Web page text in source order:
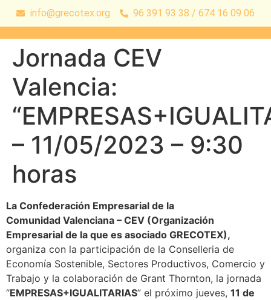
info@grecotex.org 96 391 93 38 / 674 16 09 06
Jornada CEV
Valencia:
– 11/05/2023 – 9:30
horas
La Confederación Empresarial de la
Comunidad Valenciana – CEV (Organización
Empresarial de la que es asociado GRECOTEX),
organiza con la participación de la Conselleria de
Economía Sostenible, Sectores Productivos, Comercio y
Trabajo y la colaboración de Grant Thornton, la jornada
“EMPRESAS+IGUALITARIAS” el próximo jueves, 11 de